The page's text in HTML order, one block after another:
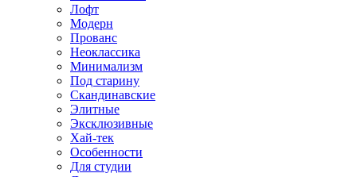
Лофт
Модерн
Прованс
Неоклассика
Минимализм
Под старину
Скандинавские
Элитные
Эксклюзивные
Хай-тек
Особенности
Для студии